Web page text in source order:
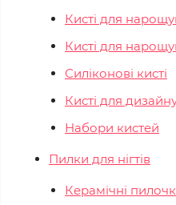
Кисті для
Кисті для
Силіконові кисті
Кисті для
Набори кистей
Пилки для нігтів
Керамічні